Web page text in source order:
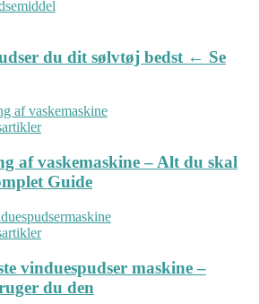
du dit sølvtøj bedst ← Se
af vaskemaskine – Alt du skal
Guide
vinduespudser maskine –
du den